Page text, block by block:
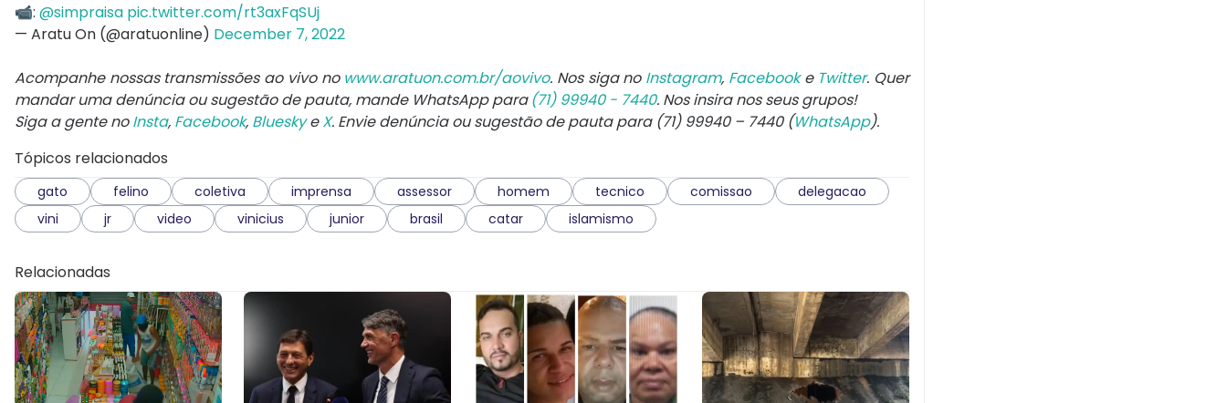
📹: @simpraisa pic.twitter.com/rt3axFqSUj
— Aratu On (@aratuonline) December 7, 2022
Acompanhe nossas transmissões ao vivo no www.aratuon.com.br/aovivo. Nos siga no Instagram, Facebooke Twitter. Quer
mandar uma denúncia ou sugestão de pauta, mande WhatsApp para (71) 99940 - 7440. Nos insira nos seus grupos!
Siga a gente noInsta, Facebook, BlueskyeX. Envie denúncia ou sugestão de pauta para (71) 99940 – 7440 (WhatsApp).
Tópicos relacionados
gato felino coletiva imprensa assessor homem tecnico comissao
delegacao
vini
jr video vinicius junior brasil catar islamismo
Relacionadas